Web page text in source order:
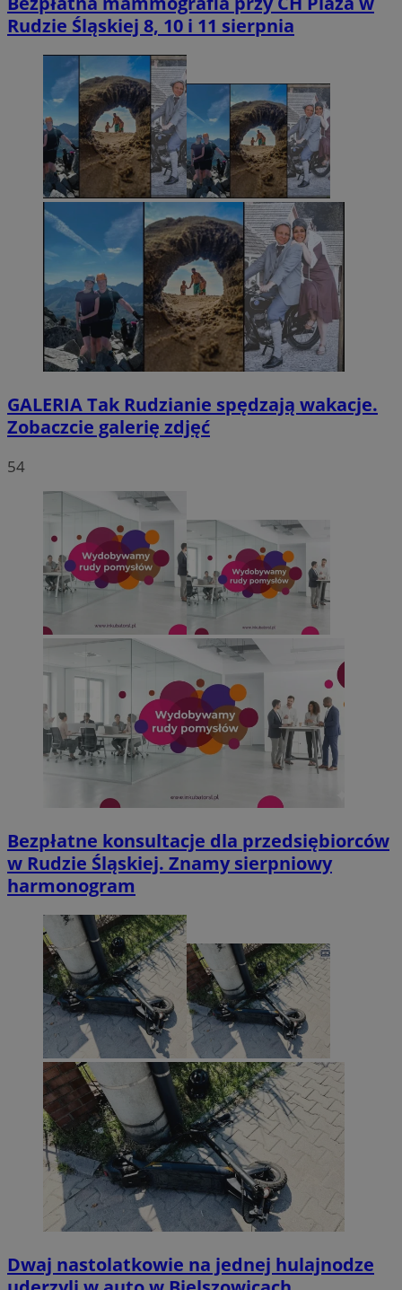
Rudzie Śląskiej 8, 10 i 11 sierpnia
GALERIATak Rudzianie spędzają wakacje.
Zobaczcie galerię zdjęć
54
Bezpłatne konsultacje dla przedsiębiorców
w Rudzie Śląskiej. Znamy sierpniowy
harmonogram
Dwaj nastolatkowie na jednej hulajnodze